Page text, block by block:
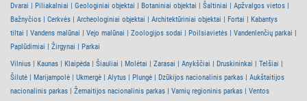
Dvarai
Piliakalniai Geologiniai objektai Botaniniai objektai Šaltiniai
Apžvalgos vietos
Bažnyčios
Cerkvės Archeologiniai objektai Architektūriniai objektai Fortai
Kabantys
tiltai
Vandens malūnai Vejo malūnai Zoologijos sodai Poilsiavietės
Vandenlenčių parkai
Paplūdimiai
Žirgynai
Parkai
Vilnius
Kaunas Klaipėda Šiauliai Molėtai Zarasai Anykščiai Druskininkai
Telšiai
Šilutė
Marijampolė Ukmergė Alytus Plungė Dzūkijos nacionalinis parkas
Aukštaitijos
nacionalinis parkas
Žemaitijos nacionalinis parkas Varnių regioninis parkas
Ventos